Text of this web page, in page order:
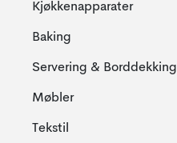
Kjøkkenapparater
Baking
Servering & Borddekking
Møbler
Tekstil